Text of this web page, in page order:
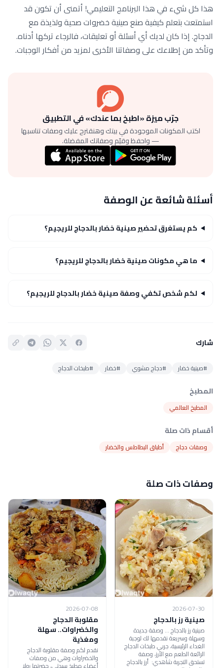
هذا كل شيء في هذا البرنامج التعليمي! أتمنى أن تكون قد
استمتعت بتعلم كيفية صنع صينية خضروات صحية ولذيذة مع
الدجاج. إذا كان لديك أي أسئلة أو تعليقات، فالرجاء تركها أدناه.
وتأكد من إطلاعك على وصفاتنا الأخرى لمزيد من أفكار الوجبات.
جرّب ميزة «اطبخ بما عندك» في التطبيق
اكتب المكونات الموجودة في بيتك وهنقترح عليك وصفات تناسبها
— واحفظ وقيّم وصفاتك المفضلة.
أسئلة شائعة عن الوصفة
كم يستغرق تحضير صينية خضار بالدجاج للريجيم؟
ما هي مكونات صينية خضار بالدجاج للريجيم؟
لكم شخص تكفي وصفة صينية خضار بالدجاج للريجيم؟
شارك
#صينية خضار #دجاج مشوي #خضار #طبخات الدجاج
المطبخ
المطبخ العالمي
أقسام ذات صلة
وصفات دجاج أطباق البطاطس والخضار
وصفات ذات صلة
2026-07-30
صينية رز بالدجاج
صينية رز بالدجاج ... وصفة جديدة
وسهلة وسريعة نقدمها لك لوجبة
الغداء الرئيسية، جربي طبخات الدجاج
الرائعة الطعم مع الأرز، وصفة
تستحق التجربة شاهدي: أرز بالدجاج
2026-07-08
مقلوبة الدجاج
والخضراوات.. سهلة
ومغذية
نقدم لكم وصفة مقلوبة الدجاج
والخضراوات وهي من وصفات
أعضاء مطبخ سيدتي، حضرتها رولا